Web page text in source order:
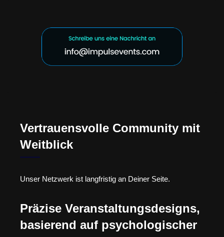
Vertrauensvolle Community mit
Weitblick
Unser Netzwerk ist langfristig an Deiner Seite.
Präzise Veranstaltungsdesigns,
basierend auf psychologischer